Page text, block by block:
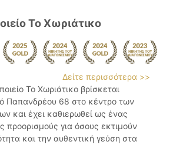
Το Χωριάτικο
Δείτε περισσότερα >>
Το Χωριάτικο βρίσκεται
Παπανδρέου 68 στο κέντρο των
και έχει καθιερωθεί ως ένας
προορισμούς για όσους εκτιμούν
και την αυθεντική γεύση στα